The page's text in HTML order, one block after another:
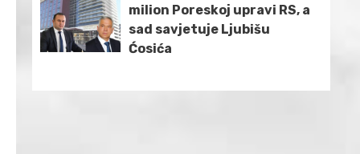
milion Poreskoj upravi RS, a
sad savjetuje Ljubišu
Ćosića